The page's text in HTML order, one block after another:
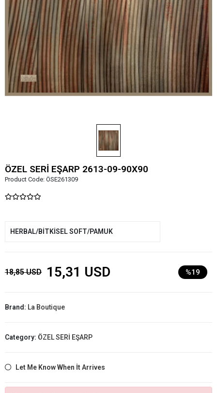
ÖZEL SERİ EŞARP 2613-09-90X90
Product Code: ÖSE261309
HERBAL/BİTKİSEL SOFT/PAMUK
18,85 USD 15,31 USD %19
Brand: La Boutique
Category: ÖZEL SERİ EŞARP
Let Me Know When İt Arrives